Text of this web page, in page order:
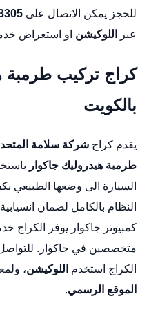
للحجز يمكن الاتصال على
عبر
اللوكيشن او استعراض
كراج تركيب طرمبة
بالكويت
يقدم كراج شركة سلامة
طرمبة هيدروليك جاكوار
السيارة الى وضعها الطبيعي
النظام بالكامل لضمان
كمبيوتر جاكوار يوفر الكراج
متخصصين في جاكوار.
الكراج استخدم اللوكيشن،
الموقع الرسمي.